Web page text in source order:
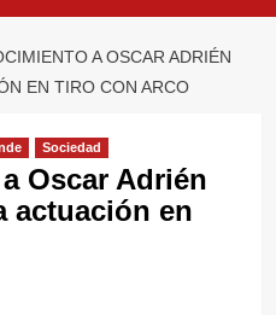
A OSCAR ADRIÉN
EN TIRO CON ARCO
Sociedad
Oscar Adrién
actuación en